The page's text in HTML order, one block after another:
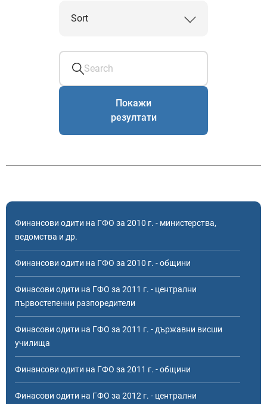
Sort
Покажи
резултати
Финансови одити на ГФО за 2010 г. - министерства,
ведомства и др.
Финансови одити на ГФО за 2010 г. - общини
Финасови одити на ГФО за 2011 г. - централни
първостепенни разпоредители
Финасови одити на ГФО за 2011 г. - държавни висши
училища
Финансови одити на ГФО за 2011 г. - общини
Финасови одити на ГФО за 2012 г. - централни